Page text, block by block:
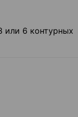
или 6 контурных